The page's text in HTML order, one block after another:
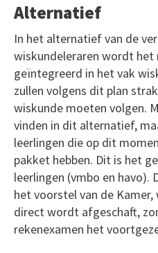
Alternatief
In het alternatief van de
wiskundeleraren wordt het
geïntegreerd in het vak
zullen volgens dit plan
wiskunde moeten volgen.
vinden in dit alternatief,
leerlingen die op dit
pakket hebben. Dit is het
leerlingen (vmbo en havo).
het voorstel van de
direct wordt afgeschaft,
rekenexamen het